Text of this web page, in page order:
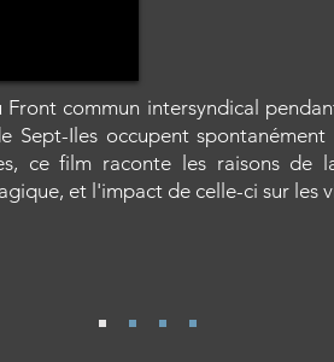
commun intersyndical
Sept-Iles occupent
ce film raconte les raisons de
et l'impact de celle-ci sur les